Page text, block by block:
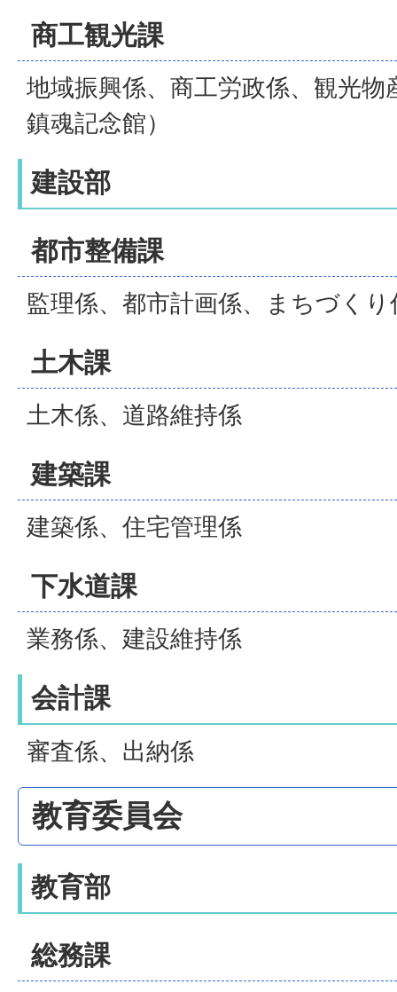
商工観光課
地域振興係、商工労政係、観光
鎮魂記念館）
建設部
都市整備課
監理係、都市計画係、まちづくり
土木課
土木係、道路維持係
建築課
建築係、住宅管理係
下水道課
業務係、建設維持係
会計課
審査係、出納係
教育委員会
教育部
総務課